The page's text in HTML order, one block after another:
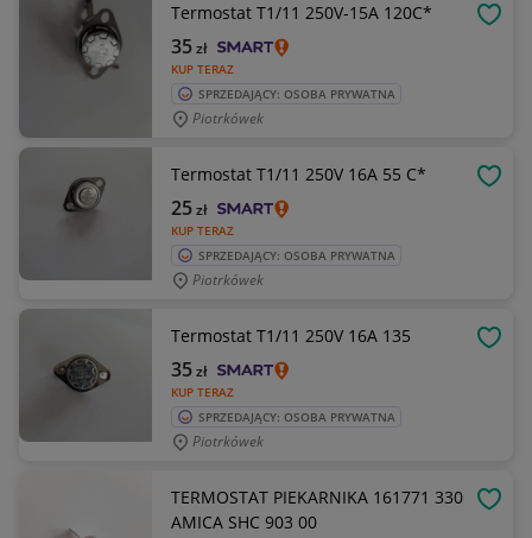
Termostat T1/11 250V-15A 120C*
KUP TERAZ
35zł
SPRZEDAJĄCY: OSOBA PRYWATNA
Piotrkówek
Termostat T1/11 250V 16A 55 C*
KUP TERAZ
25zł
SPRZEDAJĄCY: OSOBA PRYWATNA
Piotrkówek
Termostat T1/11 250V 16A 135
KUP TERAZ
35zł
SPRZEDAJĄCY: OSOBA PRYWATNA
Piotrkówek
TERMOSTAT PIEKARNIKA 161771 330
AMICA SHC 903 00